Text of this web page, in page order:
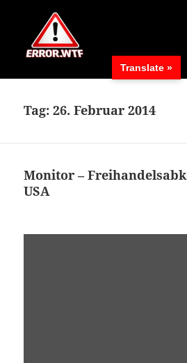
Tag:26. Februar 2014
Monitor –
USA
Translate »